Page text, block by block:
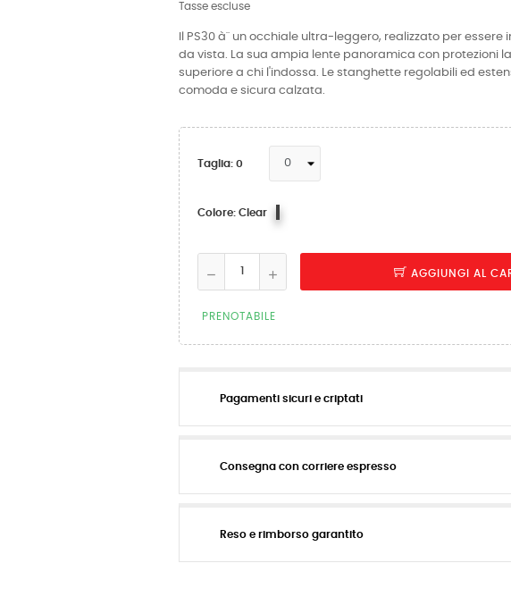
Tasse escluse
Il PS30 à¨ un occhiale ultra-leggero, realizzato per
da vista. La sua ampia lente panoramica con protezioni
superiore a chi l'indossa. Le stanghette regolabili ed
comoda e sicura calzata.
Taglia: 0
Colore: Clear
AGGIUNGI AL
PRENOTABILE
Pagamenti sicuri e criptati
Consegna con corriere espresso
Reso e rimborso garantito